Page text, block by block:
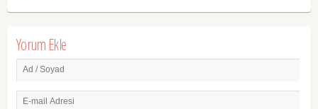
Yorum Ekle
Ad / Soyad
E-mail Adresi